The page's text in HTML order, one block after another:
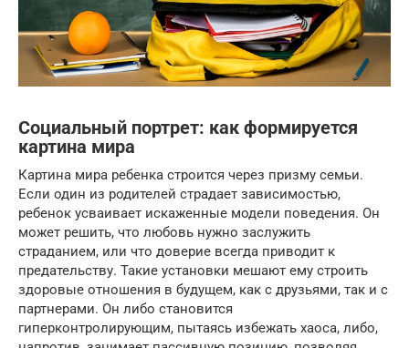
Социальный портрет: как формируется
картина мира
Картина мира ребенка строится через призму семьи.
Если один из родителей страдает зависимостью,
ребенок усваивает искаженные модели поведения. Он
может решить, что любовь нужно заслужить
страданием, или что доверие всегда приводит к
предательству. Такие установки мешают ему строить
здоровые отношения в будущем, как с друзьями, так и с
партнерами. Он либо становится
гиперконтролирующим, пытаясь избежать хаоса, либо,